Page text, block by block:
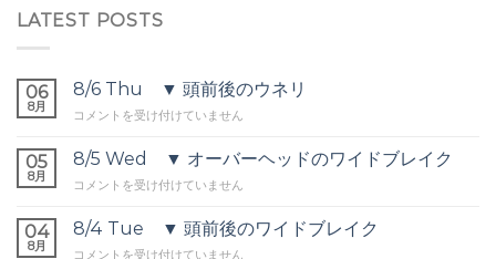
LATEST POSTS
06
8月
8/6 Thu ▼ 頭前後のウネリ
8/6
▼
頭
前
の
コメントを受け付けていません
05
8月
8/5 Wed ▼ オーバーヘッドのワイドブレイク
8/5
▼
オ
コメントを受け付けていません
04
8月
8/4 Tue ▼ 頭前後のワイドブレイク
8/4
コメントを受け付けていません